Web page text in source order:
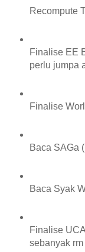
Recompute
Finalise EE
perlu jumpa
Finalise
Baca SAGa
Baca Syak
Finalise
sebanyak